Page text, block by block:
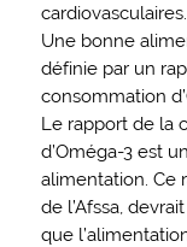
cardiovasculaires.
Une bonne
définie par un
consommation
Le rapport de la
d’Oméga-3 est
alimentation. Ce
de l’Afssa,
que